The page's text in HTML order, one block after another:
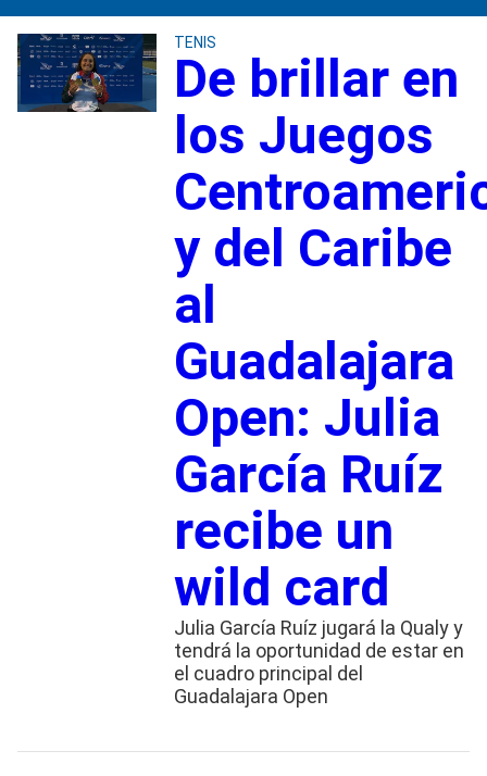
TENIS
De brillar en
los Juegos
y del Caribe
al
Guadalajara
Open: Julia
García Ruíz
recibe un
wild card
Julia García Ruíz jugará la Qualy y
tendrá la oportunidad de estar en
el cuadro principal del
Guadalajara Open